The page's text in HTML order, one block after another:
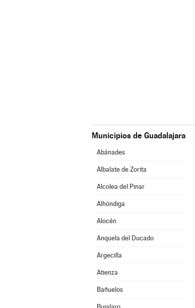
Municipios de Guadalajara
Abánades
Albalate de Zorita
Alcolea del Pinar
Alhóndiga
Alocén
Anquela del Ducado
Argecilla
Atienza
Bañuelos